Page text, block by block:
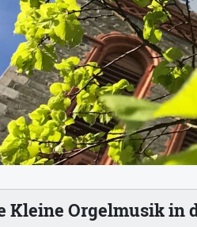
Kleine Orgelmusik in